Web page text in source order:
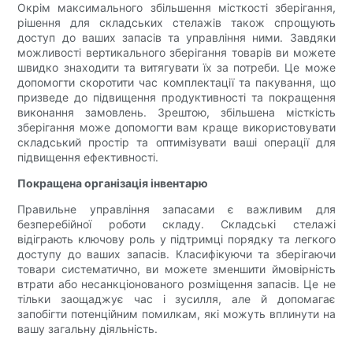
Окрім максимального збільшення місткості зберігання,
рішення для складських стелажів також спрощують
доступ до ваших запасів та управління ними. Завдяки
можливості вертикального зберігання товарів ви можете
швидко знаходити та витягувати їх за потреби. Це може
допомогти скоротити час комплектації та пакування, що
призведе до підвищення продуктивності та покращення
виконання замовлень. Зрештою, збільшена місткість
зберігання може допомогти вам краще використовувати
складський простір та оптимізувати ваші операції для
підвищення ефективності.
Покращена організація інвентарю
Правильне управління запасами є важливим для
безперебійної роботи складу. Складські стелажі
відіграють ключову роль у підтримці порядку та легкого
доступу до ваших запасів. Класифікуючи та зберігаючи
товари систематично, ви можете зменшити ймовірність
втрати або несанкціонованого розміщення запасів. Це не
тільки заощаджує час і зусилля, але й допомагає
запобігти потенційним помилкам, які можуть вплинути на
вашу загальну діяльність.